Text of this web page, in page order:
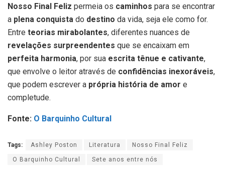
Nosso Final Feliz permeia os caminhos para se encontrar
a plena conquista do destino da vida, seja ele como for.
Entre teorias mirabolantes, diferentes nuances de
revelações surpreendentes que se encaixam em
perfeita harmonia, por sua escrita tênue e cativante,
que envolve o leitor através de confidências inexoráveis,
que podem escrever a própria história de amor e
completude.
Fonte: O Barquinho Cultural
Tags: Ashley Poston Literatura Nosso Final Feliz
O Barquinho Cultural Sete anos entre nós